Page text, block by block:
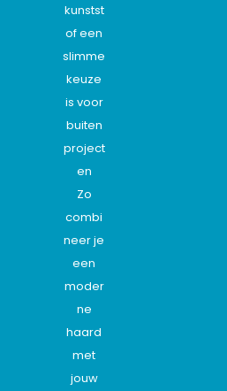
kunstst
of een
slimme
keuze
is voor
buiten
project
en
Zo
combi
neer je
een
moder
ne
haard
met
jouw